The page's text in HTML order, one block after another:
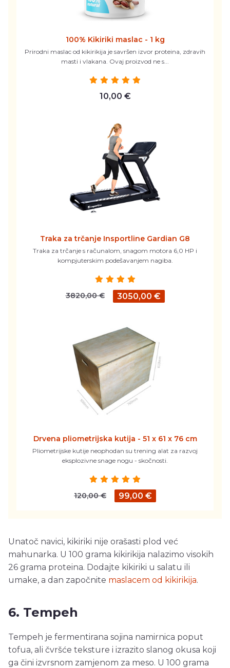
100% Kikiriki maslac - 1 kg
Prirodni maslac od kikirikija je savršen izvor proteina, zdravih
masti i vlakana. Ovaj proizvod ne s...
10,00 €
Traka za trčanje Insportline Gardian G8
Traka za trčanje s računalom, snagom motora 6,0 HP i
kompjuterskim podešavanjem nagiba.
3820,00 € 3050,00 €
Drvena pliometrijska kutija - 51 x 61 x 76 cm
Pliometrijske kutije neophodan su trening alat za razvoj
eksplozivne snage nogu - skočnosti.
120,00 € 99,00 €
Unatoč navici, kikiriki nije orašasti plod već
mahunarka. U 100 grama kikirikija nalazimo visokih
26 grama proteina. Dodajte kikiriki u salatu ili
umake, a dan započnite maslacem od kikirikija.
6. Tempeh
Tempeh je fermentirana sojina namirnica poput
tofua, ali čvršće teksture i izrazito slanog okusa koji
ga čini izvrsnom zamjenom za meso. U 100 grama